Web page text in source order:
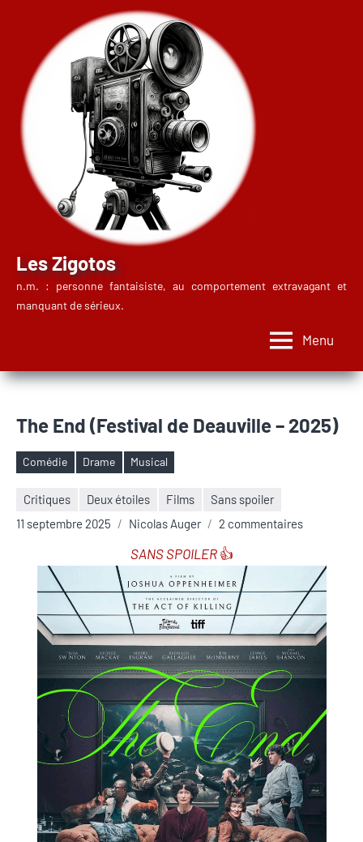
contenu
Les Zigotos
n.m. : personne fantaisiste, au comportement extravagant et
manquant de sérieux.
Menu
The End (Festival de Deauville – 2025)
Étiquettes
Comédie Drame Musical
Critiques Deux étoiles Films
Sans spoiler
11 septembre 2025
Nicolas Auger 2 commentaires